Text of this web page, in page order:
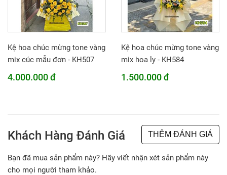
Kệ hoa chúc mừng tone vàng
mix cúc mẫu đơn - KH507
4.000.000 đ
Kệ hoa chúc mừng tone vàng
mix hoa ly - KH584
1.500.000 đ
Khách Hàng Đánh Giá THÊM ĐÁNH GIÁ
Bạn đã mua sản phẩm này? Hãy viết nhận xét sản phẩm này
cho mọi người tham khảo.